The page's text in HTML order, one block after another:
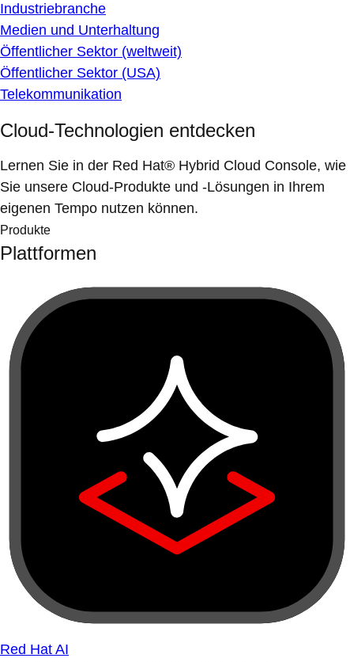
Industriebranche
Medien und Unterhaltung
Öffentlicher Sektor (weltweit)
Öffentlicher Sektor (USA)
Telekommunikation
Cloud-Technologien entdecken
Lernen Sie in der Red Hat® Hybrid Cloud Console, wie
Sie unsere Cloud-Produkte und -Lösungen in Ihrem
eigenen Tempo nutzen können.
Produkte
Plattformen
Red Hat AI